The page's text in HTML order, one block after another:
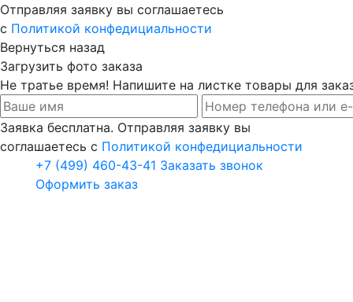
Отправляя заявку вы соглашаетесь
с Политикой конфедициальности
Вернуться назад
Загрузить фото заказа
Не тратье время! Напишите на листке товары для
Заявка бесплатна. Отправляя заявку вы
соглашаетесь с Политикой конфедициальности
+7 (499) 460-43-41 Заказать звонок
Оформить заказ